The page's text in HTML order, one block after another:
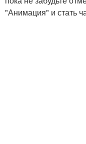
"Анимация" и стать